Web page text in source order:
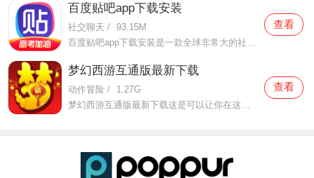
百度贴吧app下载安装
社交聊天 / 93.15M
查看
梦幻西游互通版最新下载
动作冒险 /
1.27G
梦幻西游互通版最新下载这是可以让你在这里得到很多不一样的快乐互动内容的手机软件，不只是可以自由的去欣赏到很多不一样的欢乐内容，还有各种精彩的战斗模式可以给你全新的体验，大家在这里还可以自由的和很多的小伙伴们一起开心的进行各种战斗，进行有趣的开黑，感受到
查看